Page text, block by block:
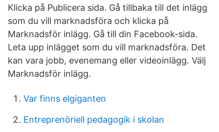
Klicka på Publicera sida. Gå tillbaka till det inlägg
som du vill marknadsföra och klicka på
Marknadsför inlägg. Gå till din Facebook-sida.
Leta upp inlägget som du vill marknadsföra. Det
kan vara jobb, evenemang eller videoinlägg. Välj
Marknadsför inlägg.
Var finns elgiganten
Entreprenöriell pedagogik i skolan